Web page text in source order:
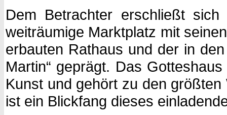
Dem Betrachter erschließt
weiträumige Marktplatz mit
erbauten Rathaus und der in
Martin“ geprägt. Das
Kunst und gehört zu den
ist ein Blickfang dieses